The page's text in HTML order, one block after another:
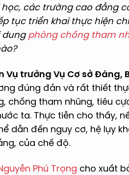
các trường cao đẳng
tục triển khai thực hiện
dungphòng chống tham
trưởng Vụ Cơ sở Đảng,
đúng đắn và rất thiết
chống tham nhũng, tiêu
ta. Thực tiễn cho thấy,
dẫn đến nguy cơ, hệ lụy
của chế độ.
Phú Trọng cho xuất